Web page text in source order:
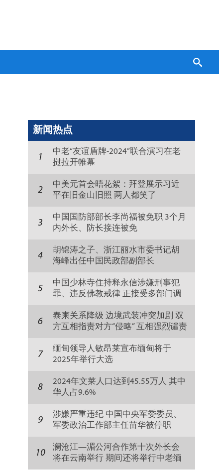
新闻热点
1
中老“友谊盾牌-2024”联合演习在老
挝拉开帷幕
2
中美元首会晤花絮：拜登展示习近
平在旧金山旧照 两人都笑了
3
中国国防部部长李尚福被免职 3个月
内外长、防长接连被免
4
胡锦涛之子、浙江丽水市委书记胡
海峰出任中国民政部副部长
5
中国少林寺住持释永信涉嫌刑事犯
罪、违反佛教戒律 正接受多部门调
6
泰柬关系降级 边境武装冲突加剧 双
方互相指责对方“侵略” 互相强烈谴责
7
缅甸领导人敏昂莱宣布缅甸将于
2025年举行大选
8
2024年文莱人口达到45.55万人 其中
华人占9.6%
9
涉嫌严重违纪 中国中央军委委员、
军委政治工作部主任苗华被停职
10
澜沧江—湄公河合作第十次外长会
将在云南举行 期间还将举行中老缅
泰外长非正式会晤